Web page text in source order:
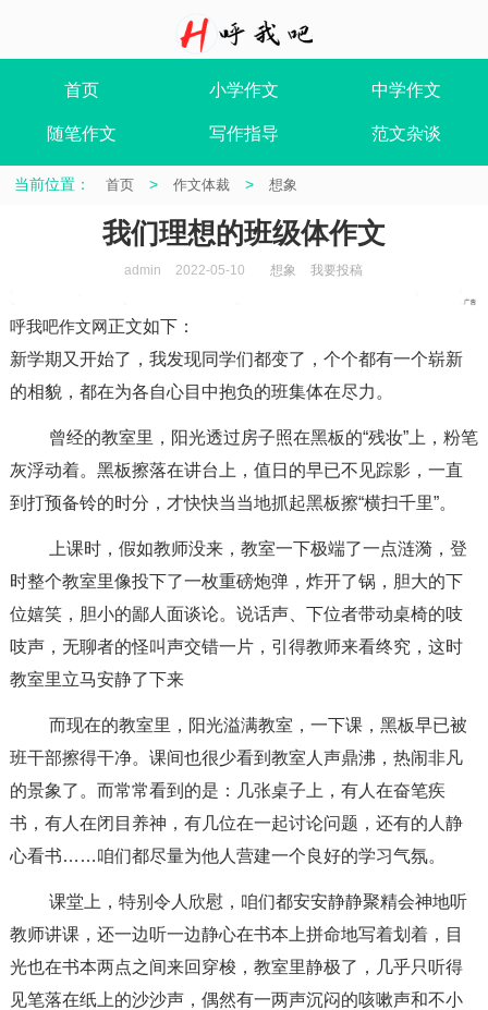
首页 小学作文 中学作文
随笔作文 写作指导 范文杂谈
当前位置： 首页 > 作文体裁 > 想象
我们理想的班级体作文
admin 2022-05-10 想象 我要投稿
呼我吧作文网正文如下：
新学期又开始了，我发现同学们都变了，个个都有一个崭新
的相貌，都在为各自心目中抱负的班集体在尽力。
曾经的教室里，阳光透过房子照在黑板的“残妆”上，粉笔
灰浮动着。黑板擦落在讲台上，值日的早已不见踪影，一直
到打预备铃的时分，才快快当当地抓起黑板擦“横扫千里”。
上课时，假如教师没来，教室一下极端了一点涟漪，登
时整个教室里像投下了一枚重磅炮弹，炸开了锅，胆大的下
位嬉笑，胆小的鄙人面谈论。说话声、下位者带动桌椅的吱
吱声，无聊者的怪叫声交错一片，引得教师来看终究，这时
教室里立马安静了下来
而现在的教室里，阳光溢满教室，一下课，黑板早已被
班干部擦得干净。课间也很少看到教室人声鼎沸，热闹非凡
的景象了。而常常看到的是：几张桌子上，有人在奋笔疾
书，有人在闭目养神，有几位在一起讨论问题，还有的人静
心看书……咱们都尽量为他人营建一个良好的学习气氛。
课堂上，特别令人欣慰，咱们都安安静静聚精会神地听
教师讲课，还一边听一边静心在书本上拼命地写着划着，目
光也在书本两点之间来回穿梭，教室里静极了，几乎只听得
见笔落在纸上的沙沙声，偶然有一两声沉闷的咳嗽声和不小